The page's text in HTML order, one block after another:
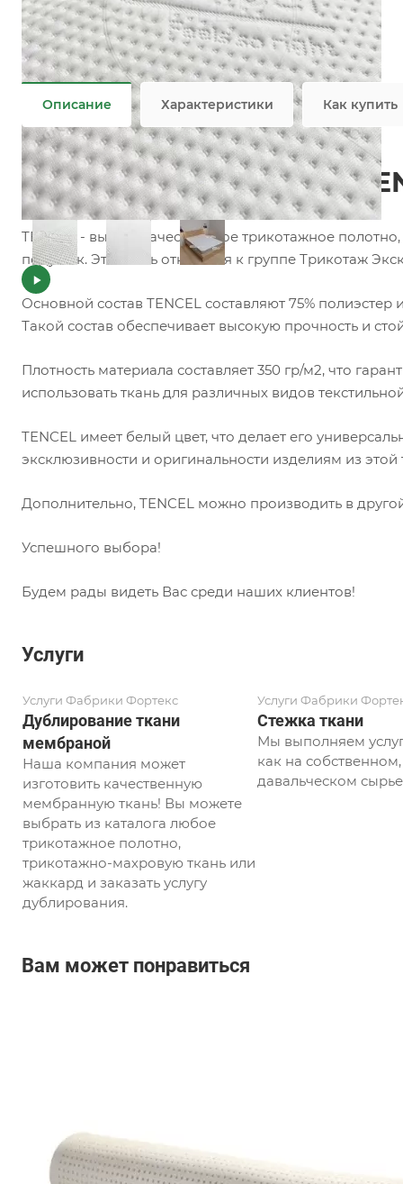
Состав— 75% PES/25% TNCL
Плотность— 350 гр/м2
Все характеристики
Описание Характеристики Как купить
Трикотажное полотно
TENCEL - высококачественное трикотажное
подушек. Эта ткань относится к группе Трикотаж
Основной состав TENCEL составляют 75%
Такой состав обеспечивает высокую прочность и
Плотность материала составляет 350 гр/м2, что
использовать ткань для различных видов
TENCEL имеет белый цвет, что делает его
эксклюзивности и оригинальности изделиям из этой
Дополнительно, TENCEL можно производить в
Успешного выбора!
Будем рады видеть Вас среди наших клиентов!
Услуги
Услуги Фабрики Фортекс
Дублирование ткани
мембраной
Наша компания может
изготовить качественную
мембранную ткань! Вы можете
выбрать из каталога любое
трикотажное полотно,
трикотажно-махровую ткань или
жаккард и заказать услугу
дублирования.
Услуги Фабрики
Стежка ткани
Мы выполняем
как на
давальческом
Вам может понравиться